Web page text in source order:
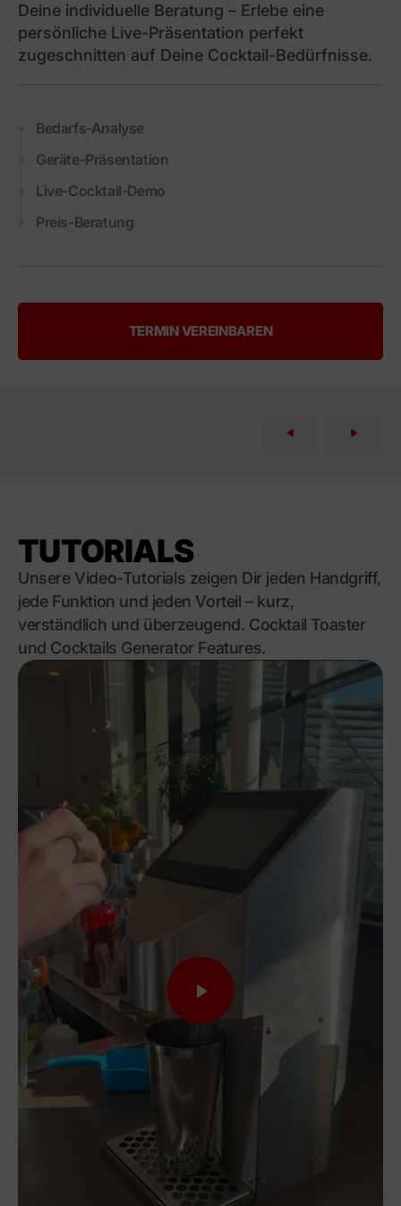
Deine individuelle Beratung – Erlebe eine
persönliche Live-Präsentation perfekt
zugeschnitten auf Deine Cocktail-Bedürfnisse.
Bedarfs-Analyse
Geräte-Präsentation
Live-Cocktail-Demo
Preis-Beratung
TERMIN VEREINBAREN
TUTORIALS
Unsere Video-Tutorials zeigen Dir jeden Handgriff,
jede Funktion und jeden Vorteil – kurz,
verständlich und überzeugend. Cocktail Toaster
und Cocktails Generator Features.